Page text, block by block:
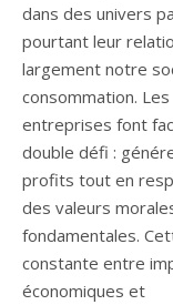
dans des univers
pourtant leur
largement notre
consommation. Les
entreprises font
double défi :
profits tout en
des valeurs
fondamentales.
constante entre
économiques et